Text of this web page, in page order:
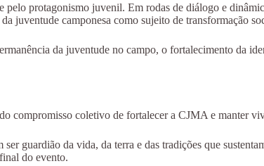
pelo protagonismo juvenil. Em rodas de diálogo e
juventude camponesa como sujeito de transformação
da juventude no campo, o fortalecimento da
compromisso coletivo de fortalecer a CJMA e manter
ser guardião da vida, da terra e das tradições que
do evento.